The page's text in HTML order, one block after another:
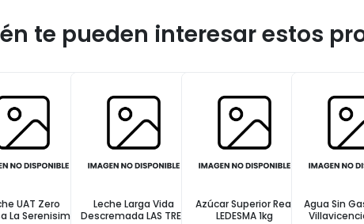
te pueden interesar estos
UAT Zero
La Serenisima
Leche Larga Vida
Descremada LAS TRES
Azúcar Superior Real
LEDESMA 1kg
Agua Sin